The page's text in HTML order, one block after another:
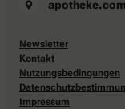
Newsletter
Kontakt
Nutzungsbedingungen
Impressum